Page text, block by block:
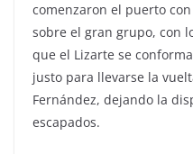
comenzaron el puerto con
sobre el gran grupo, con
que el Lizarte se
justo para llevarse la
Fernández, dejando la
escapados.